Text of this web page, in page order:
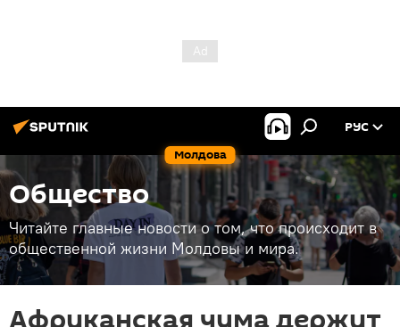
Молдова
РУС
Общество
Читайте главные новости о том, что происходит в
общественной жизни Молдовы и мира.